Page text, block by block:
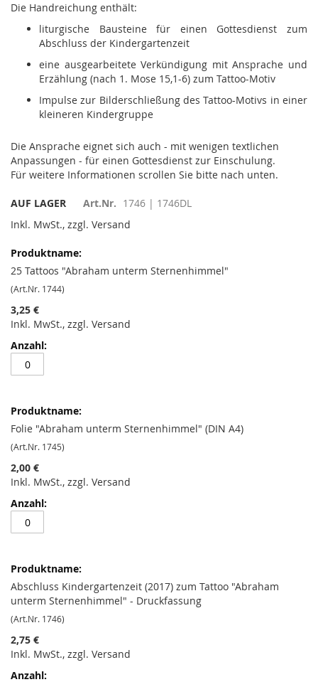
Die Handreichung enthält:
liturgische Bausteine für einen Gottesdienst zum
Abschluss der Kindergartenzeit
eine ausgearbeitete Verkündigung mit Ansprache und
Erzählung (nach 1. Mose 15,1-6) zum Tattoo-Motiv
Impulse zur Bilderschließung des Tattoo-Motivs in einer
kleineren Kindergruppe
Die Ansprache eignet sich auch - mit wenigen textlichen
Anpassungen - für einen Gottesdienst zur Einschulung.
Für weitere Informationen scrollen Sie bitte nach unten.
AUF LAGER Art.Nr. 1746 | 1746DL
Inkl. MwSt., zzgl. Versand
Produkte
-
25 Tattoos "Abraham unterm Sternenhimmel"
(Art.Nr. 1744)
3,25 €
Inkl. MwSt., zzgl. Versand
Folie "Abraham unterm Sternenhimmel" (DIN A4)
(Art.Nr. 1745)
2,00 €
Inkl. MwSt., zzgl. Versand
Abschluss Kindergartenzeit (2017) zum Tattoo "Abraham
unterm Sternenhimmel" - Druckfassung
(Art.Nr. 1746)
2,75 €
Inkl. MwSt., zzgl. Versand